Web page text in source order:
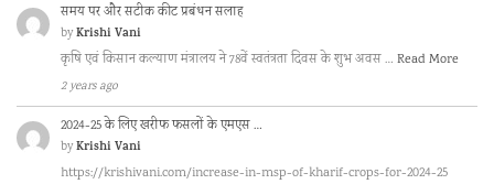
समय पर और सटीक कीट प्रबंधन सलाह
byKrishi Vani
कृषि एवं किसान कल्याण मंत्रालय ने 78वें स्वतंत्रता दिवस के शुभ अवस … Read More
2 years ago
2024-25 के लिए खरीफ फसलों के एमएस …
byKrishi Vani
https://krishivani.com/increase-in-msp-of-kharif-crops-for-2024-25